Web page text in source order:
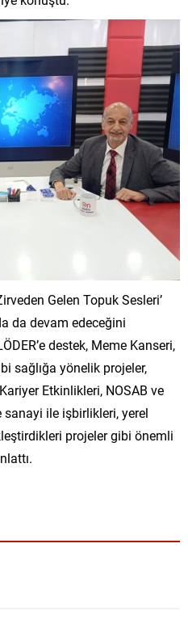
Gelen Topuk Sesleri’
da devam edeceğini
destek, Meme Kanseri,
sağlığa yönelik projeler,
Etkinlikleri, NOSAB ve
sanayi ile işbirlikleri, yerel
projeler gibi önemli